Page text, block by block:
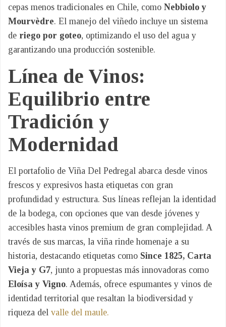
cepas menos tradicionales en Chile, como Nebbiolo y
Mourvèdre. El manejo del viñedo incluye un sistema
de riego por goteo, optimizando el uso del agua y
garantizando una producción sostenible.
Línea de Vinos:
Equilibrio entre
Tradición y
Modernidad
El portafolio de Viña Del Pedregal abarca desde vinos
frescos y expresivos hasta etiquetas con gran
profundidad y estructura. Sus líneas reflejan la identidad
de la bodega, con opciones que van desde jóvenes y
accesibles hasta vinos premium de gran complejidad. A
través de sus marcas, la viña rinde homenaje a su
historia, destacando etiquetas como Since 1825, Carta
Vieja y G7, junto a propuestas más innovadoras como
Eloísa y Vigno. Además, ofrece espumantes y vinos de
identidad territorial que resaltan la biodiversidad y
riqueza del valle del maule.